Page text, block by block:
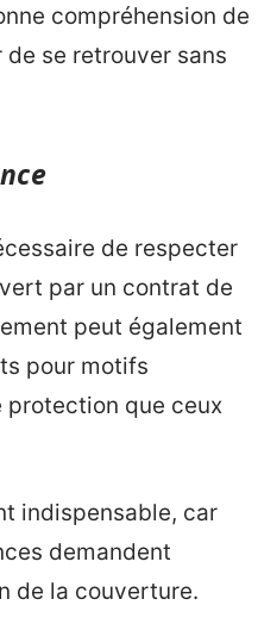
compréhension de
se retrouver sans
de respecter
par un contrat de
peut également
pour motifs
protection que ceux
indispensable, car
demandent
de la couverture.